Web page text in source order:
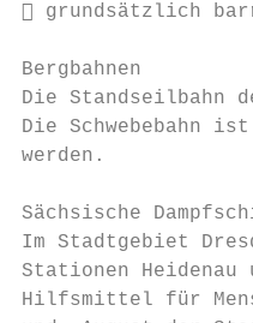
 grundsätzlich
Bergbahnen
Die Standseilbahn
Die Schwebebahn
werden.
Sächsische
Im Stadtgebiet
Stationen Heidenau
Hilfsmittel für